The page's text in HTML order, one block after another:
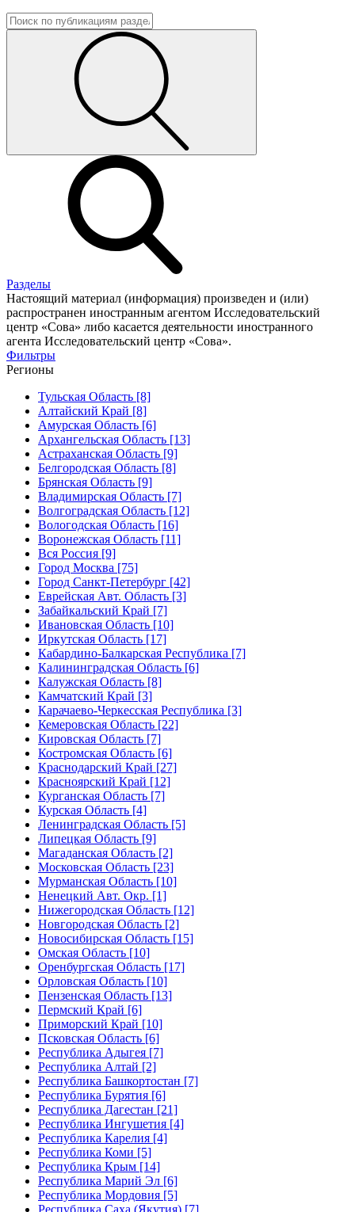
Разделы
Настоящий материал (информация) произведен и (или)
распространен иностранным агентом Исследовательский
центр «Сова» либо касается деятельности иностранного
агента Исследовательский центр «Сова».
Фильтры
Регионы
Тульская Область [8]
Алтайский Край [8]
Амурская Область [6]
Архангельская Область [13]
Астраханская Область [9]
Белгородская Область [8]
Брянская Область [9]
Владимирская Область [7]
Волгоградская Область [12]
Вологодская Область [16]
Воронежская Область [11]
Вся Россия [9]
Город Москва [75]
Город Санкт-Петербург [42]
Еврейская Авт. Область [3]
Забайкальский Край [7]
Ивановская Область [10]
Иркутская Область [17]
Кабардино-Балкарская Республика [7]
Калининградская Область [6]
Калужская Область [8]
Камчатский Край [3]
Карачаево-Черкесская Республика [3]
Кемеровская Область [22]
Кировская Область [7]
Костромская Область [6]
Краснодарский Край [27]
Красноярский Край [12]
Курганская Область [7]
Курская Область [4]
Ленинградская Область [5]
Липецкая Область [9]
Магаданская Область [2]
Московская Область [23]
Мурманская Область [10]
Ненецкий Авт. Окр. [1]
Нижегородская Область [12]
Новгородская Область [2]
Новосибирская Область [15]
Омская Область [10]
Оренбургская Область [17]
Орловская Область [10]
Пензенская Область [13]
Пермский Край [6]
Приморский Край [10]
Псковская Область [6]
Республика Адыгея [7]
Республика Алтай [2]
Республика Башкортостан [7]
Республика Бурятия [6]
Республика Дагестан [21]
Республика Ингушетия [4]
Республика Карелия [4]
Республика Коми [5]
Республика Крым [14]
Республика Марий Эл [6]
Республика Мордовия [5]
Республика Саха (Якутия) [7]